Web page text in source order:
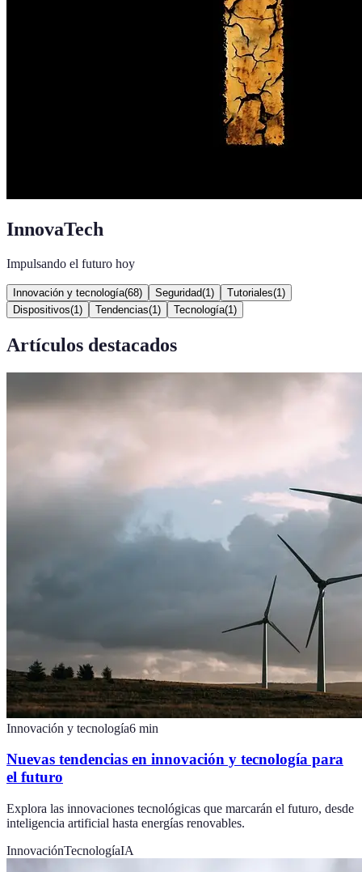
InnovaTech
Impulsando el futuro hoy
Innovación y tecnología(68) Seguridad(1 ) Tutoriales(1 )
Dispositivos(1 ) Tendencias(1 ) Tecnología(1 )
Artículos destacados
Innovación y tecnología6 min
Nuevas tendencias en innovación y tecnología para
el futuro
Explora las innovaciones tecnológicas que marcarán el futuro, desde
inteligencia artificial hasta energías renovables.
InnovaciónTecnologíaIA